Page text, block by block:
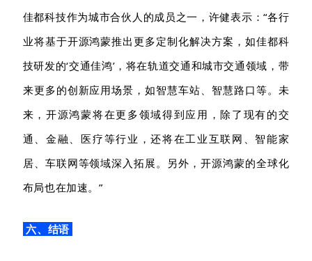
佳都科技作为城市合伙人的成员之一，许健表示：“各行
业将基于开源鸿蒙推出更多定制化解决方案，如佳都科
技研发的‘交通佳鸿’ ，将在轨道交通和城市交通领域，带
来更多的创新应用场景，如智慧车站、智慧路口等。未
来，开源鸿蒙将在更多领域得到应用，除了现有的交
通、金融、医疗等行业，还将在工业互联网、智能家
居、车联网等领域深入拓展。 另外，开源鸿蒙的全球化
布局也在加速。 ”
六、结语